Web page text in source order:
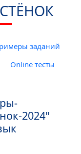
заданий
Online тесты
2024"